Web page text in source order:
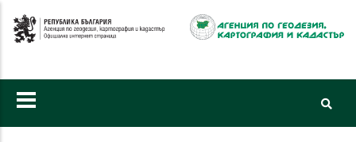
към